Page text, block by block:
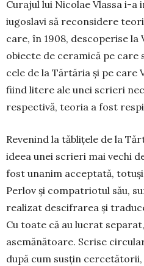
Curajul lui Nicolae Vlassa i-
iugo­slavi să reconsidere
care, în 1908, descoperise la
obiec­te de cera­mi­că pe care
cele de la Tărtăria şi pe care
fiind litere ale unei scrieri
respectivă, teoria a fost
Revenind la tăbliţele de la
ideea unei scrieri mai vechi
fost unanim acceptată,
Perlov şi compatriotul său,
realizat descifrarea şi
Cu toate că au lucrat
asemănătoare. Scrise
după cum susţin